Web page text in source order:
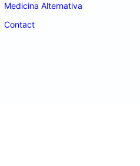
Medicina Alternativa
Contact